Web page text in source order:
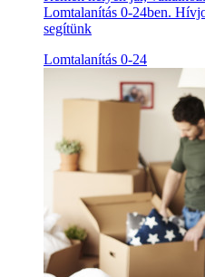
Lomtalanítás 0-24ben.
segítünk
Lomtalanítás 0-24